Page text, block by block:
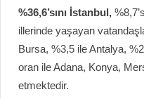
%36,6’sını İstanbul,
illerinde yaşayan
Bursa, %3,5 ile Antalya,
oran ile Adana, Konya,
etmektedir.